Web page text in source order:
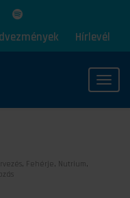
Hírlevél
, Fehérje , Nutrium ,